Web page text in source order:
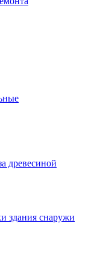
древесиной
здания снаружи